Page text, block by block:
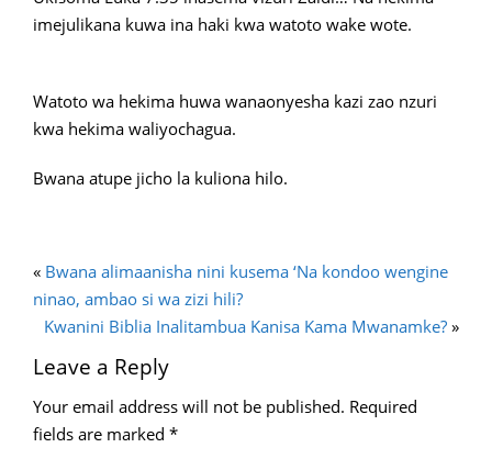
imejulikana kuwa ina haki kwa watoto wake wote.
Watoto wa hekima huwa wanaonyesha kazi zao nzuri
kwa hekima waliyochagua.
Bwana atupe jicho la kuliona hilo.
« Bwana alimaanisha nini kusema ‘Na kondoo wengine
ninao, ambao si wa zizi hili?
Kwanini Biblia Inalitambua Kanisa Kama Mwanamke? »
Leave a Reply
Your email address will not be published. Required
fields are marked *